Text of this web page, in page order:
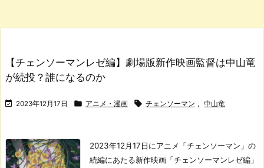
【チェンソーマンレゼ編】劇場版新作映画監督は中山竜
が続投？誰になるのか
 2023年12月17日  アニメ・漫画  チェンソーマン , 中山竜
2023年12月17日にアニメ「チェンソーマン」の
続編にあたる新作映画「チェンソーマンレゼ編」